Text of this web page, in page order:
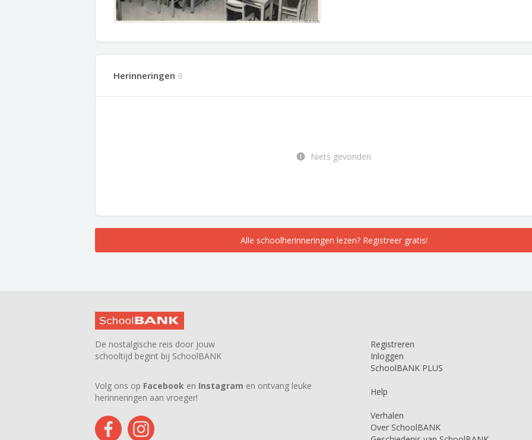
Herinneringen 0
Niets gevonden
Alle schoolherinneringen lezen? Registreer gratis!
De nostalgische reis door jouw
schooltijd begint bij SchoolBANK
Volg ons op Facebook en Instagram en ontvang leuke
herinneringen aan vroeger!
Registreren
Inloggen
SchoolBANK PLUS
Help
Verhalen
Over SchoolBANK